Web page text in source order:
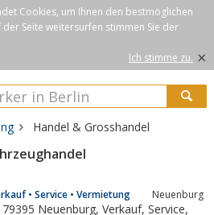
Cookies, um Ihnen den bestmöglichen
der Seite weitersurfen stimmen Sie der
Ich stimme zu. ×
Handel & Grosshandel
• Service • Vermietung Neuenburg